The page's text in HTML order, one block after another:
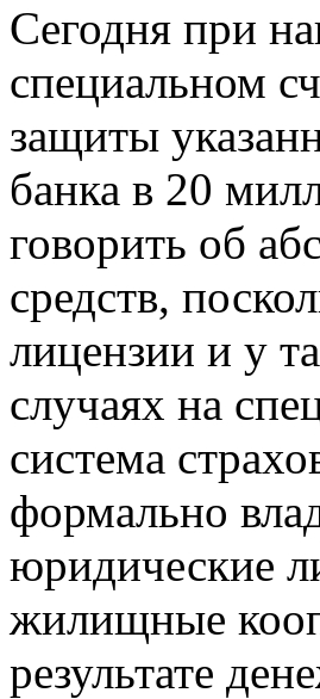
Сегодня при
специальном
защиты
банка в 20
говорить об
средств,
лицензии и у
случаях на
система
формально
юридические
жилищные
результате